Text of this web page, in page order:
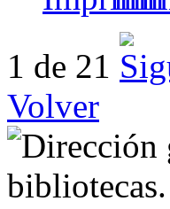
1 de 21
Volver